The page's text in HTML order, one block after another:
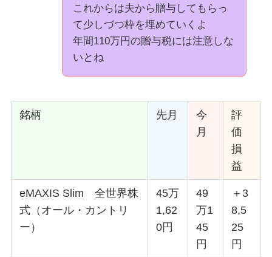
これからは夫から贈与してもらっ
て少しづつ枠を埋めていくよ
年間110万円の贈与税には注意しな
いとね
銘柄 先月
今
月
評
価
損
益
eMAXIS Slim 全世界株
式（オール・カントリ
ー）
45万
1,62
0円
49
万1
45
円
＋3
8,5
25
円